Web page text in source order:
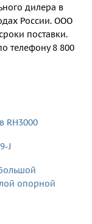
дилера в
России. ООО
поставки.
телефону 8 800
RH3000
J
опорной